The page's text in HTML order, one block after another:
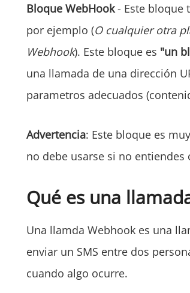
Bloque WebHook- Este bloque
por ejemplo (O cualquier otra
Webhook). Este bloque es "un
una llamada de una dirección
parametros adecuados
Advertencia: Este bloque es
no debe usarse si no entiendes
Qué es una
Una llamda Webhook es una
enviar un SMS entre dos
cuando algo ocurre.